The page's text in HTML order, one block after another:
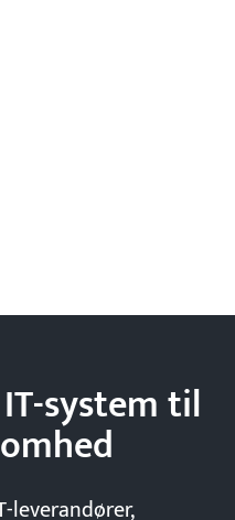
system til
leverandører,